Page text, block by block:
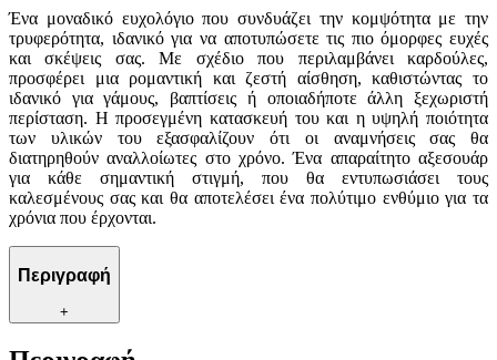
Ένα μοναδικό ευχολόγιο που συνδυάζει την κομψότητα με την
τρυφερότητα, ιδανικό για να αποτυπώσετε τις πιο όμορφες ευχές
και σκέψεις σας. Με σχέδιο που περιλαμβάνει καρδούλες,
προσφέρει μια ρομαντική και ζεστή αίσθηση, καθιστώντας το
ιδανικό για γάμους, βαπτίσεις ή οποιαδήποτε άλλη ξεχωριστή
περίσταση. Η προσεγμένη κατασκευή του και η υψηλή ποιότητα
των υλικών του εξασφαλίζουν ότι οι αναμνήσεις σας θα
διατηρηθούν αναλλοίωτες στο χρόνο. Ένα απαραίτητο αξεσουάρ
για κάθε σημαντική στιγμή, που θα εντυπωσιάσει τους
καλεσμένους σας και θα αποτελέσει ένα πολύτιμο ενθύμιο για τα
χρόνια που έρχονται.
Περιγραφή
+